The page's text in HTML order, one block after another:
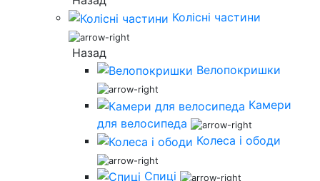
Колісні частини
Назад
Велопокришки
Камери
для велосипеда
Колеса і ободи
Спиці